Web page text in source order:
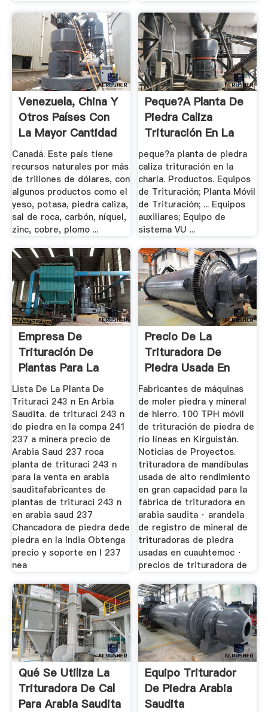
Venezuela, China Y
Otros Países Con
La Mayor Cantidad
De ...
Canadá. Este país tiene
recursos naturales por más
de trillones de dólares, con
algunos productos como el
yeso, potasa, piedra caliza,
sal de roca, carbón, níquel,
zinc, cobre, plomo ...
Peque?a Planta De
Piedra Caliza
Trituración En La
Charla
peque?a planta de piedra
caliza trituración en la
charla. Productos. Equipos
de Trituración; Planta Móvil
de Trituración; ... Equipos
auxiliares; Equipo de
sistema VU ...
Empresa De
Trituración De
Plantas Para La
Venta En Arabia ...
Lista De La Planta De
Trituraci 243 n En Arbia
Saudita. de trituraci 243 n
de piedra en la compa 241
237 a minera precio de
Arabia Saud 237 roca
planta de trituraci 243 n
para la venta en arabia
sauditafabricantes de
plantas de trituraci 243 n
en arabia saud 237
Chancadora de piedra dede
piedra en la India Obtenga
precio y soporte en l 237
nea
Precio De La
Trituradora De
Piedra Usada En
Arabia Saudita
Fabricantes de máquinas
de moler piedra y mineral
de hierro. 100 TPH móvil
de trituración de piedra de
río líneas en Kirguistán.
Noticias de Proyectos.
trituradora de mandíbulas
usada de alto rendimiento
en gran capacidad para la
fábrica de trituradora en
arabia saudita · arandela
de registro de mineral de
trituradoras de piedra
usadas en cuauhtemoc ·
precios de trituradora de
Qué Se Utiliza La
Trituradora De Cal
Para Arabia Saudita
Equipo Triturador
De Piedra Arabia
Saudita